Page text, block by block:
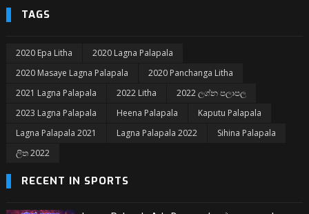
TAGS
2020 Epa Litha
2020 Lagna Palapala
2020 Masaye Lagna Palapala
2020 Panchanga Litha
2021 Lagna Palapala
2022 Litha
2022 ලග්න පලාපල
2023 Lagna Palapala
Heena Palapala
Kaputu Palapala
Lagna Palapala 2021
Lagna Palapala 2022
Sihina Palapala
ලිත 2022
RECENT IN SPORTS